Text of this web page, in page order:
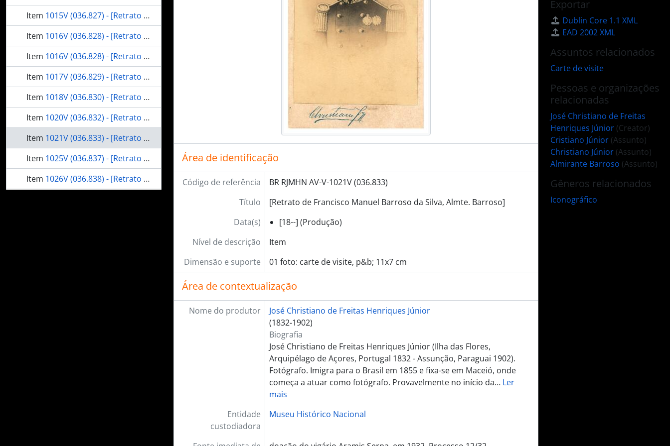
Item 1015V (036.827) - [Retrato de Francisco Solano López]
Item 1016V (036.828) - [Retrato de Bartolomeu Mitre]
Item 1016V (036.828) - [Retrato de Bartolomeu Mitre]
Item 1017V (036.829) - [Retrato do Gal. Venâncio Flores]
Item 1018V (036.830) - [Retrato de Justo José Urquiza]
Item 1020V (036.832) - [Retrato de Joaquim Marques Lisboa, Almirante Tamandaré]
Item 1021V (036.833) - [Retrato de Francisco Manuel Barroso da Silva, Almte. Barroso]
Item 1025V (036.837) - [Retrato do Brigadeiro David Canabarro]
Item 1026V (036.838) - [Retrato de Tomás Vilalba]
Área de identificação
Código de referência
BR RJMHN AV-V-1021V (036.833)
Título
[Retrato de Francisco Manuel Barroso da Silva, Almte. Barroso]
Data(s)
[18--] (Produção)
Nível de descrição
Item
Dimensão e suporte
01 foto: carte de visite, p&b; 11x7 cm
Área de contextualização
Nome do produtor
José Christiano de Freitas Henriques Júnior
(1832-1902)
Biografia
José Christiano de Freitas Henriques Júnior (Ilha das Flores,
Arquipélago de Açores, Portugal 1832 - Assunção, Paraguai 1902).
Fotógrafo. Imigra para o Brasil em 1855 e fixa-se em Maceió, onde
começa a atuar como fotógrafo. Provavelmente no início da… Ler
mais
Entidade
custodiadora
Museu Histórico Nacional
Exportar
Dublin Core 1.1 XML
EAD 2002 XML
Assuntos relacionados
Carte de visite
Pessoas e organizações
relacionadas
José Christiano de Freitas
Henriques Júnior (Creator)
Cristiano Júnior (Assunto)
Christiano Júnior (Assunto)
Almirante Barroso (Assunto)
Gêneros relacionados
Iconográfico